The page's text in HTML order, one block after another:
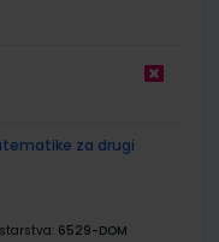
za drugi
6529-DOM